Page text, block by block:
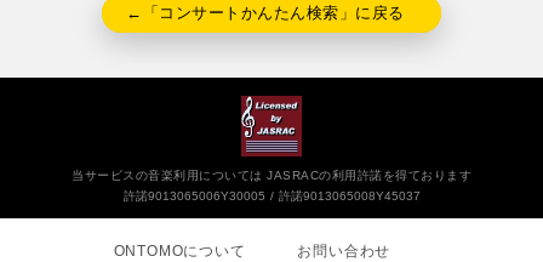
←「コンサートかんたん検索」に戻る
当サービスの音楽利用については JASRACの利用許諾を得ております
許諾9013065006Y30005
許諾9013065008Y45037
ONTOMOについて
お問い合わせ